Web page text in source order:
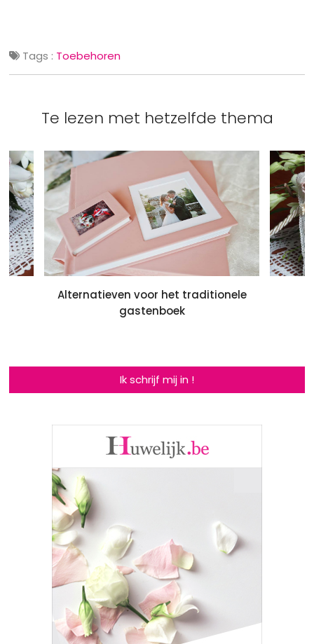
Tags : Toebehoren
Te lezen met hetzelfde thema
Alternatieven voor het traditionele
gastenboek
Ik schrijf mij in !